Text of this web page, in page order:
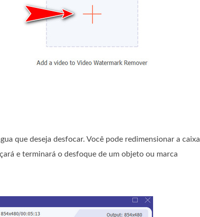
que deseja desfocar. Você pode redimensionar a caixa
e terminará o desfoque de um objeto ou marca